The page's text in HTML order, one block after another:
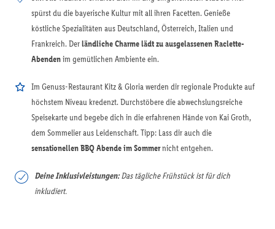
spürst du die bayerische Kultur mit all ihren Facetten. Genieße
köstliche Spezialitäten aus Deutschland, Österreich, Italien und
Frankreich. Derländliche Charme lädt zu ausgelassenen Raclette-
Abendenim gemütlichen Ambiente ein.
Im Genuss-Restaurant Kitz & Gloria werden dir regionale Produkte auf
höchstem Niveau kredenzt. Durchstöbere die abwechslungsreiche
Speisekarte und begebe dich in die erfahrenen Hände von Kai Groth,
dem Sommelier aus Leidenschaft. Tipp: Lass dir auch die
sensationellen BBQ Abende im Sommernicht entgehen.
Deine Inklusivleistungen:Das tägliche Frühstück ist für dich
inkludiert.